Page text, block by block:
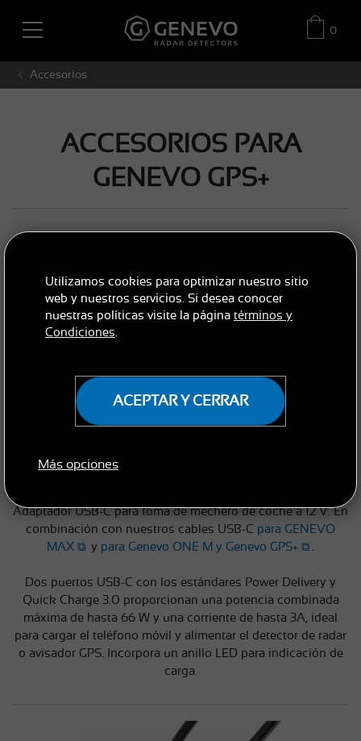
Utilizamos cookies para optimizar nuestro sitio
web y nuestros servicios. Si desea conocer
nuestras políticas visite la página términos y
Condiciones
ACEPTAR Y CERRAR
Más opciones
0
Accesorios
ACCESORIOS PARA
GENEVO GPS+
ADAPTADOR USB C
Adaptador USB-C para toma de mechero de coche a 12 V. En
combinación con nuestros cables USB-C para GENEVO
MAX
y para Genevo ONE M y Genevo GPS+ .
Dos puertos USB-C con los estándares Power Delivery y
Quick Charge 3.0 proporcionan una potencia combinada
máxima de hasta 66 W y una corriente de hasta 3A, ideal
para cargar el teléfono móvil y alimentar el detector de radar
o avisador GPS. Incorpora un anillo LED para indicación de
carga.